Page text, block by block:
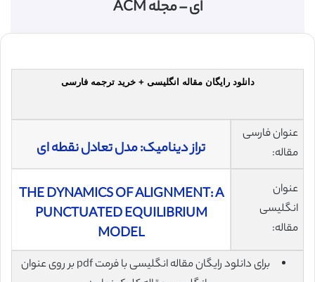
ای – مجله ACM
دانلود رایگان مقاله انگلیسی + خرید ترجمه فارسی
عنوان فارسی
مقاله:
تراز دینامیک: مدل تعادل نقطه ای
عنوان
انگلیسی
مقاله:
THE DYNAMICS OF ALIGNMENT: A
PUNCTUATED EQUILIBRIUM
MODEL
برای دانلود رایگان مقاله انگلیسی با فرمت pdf بر روی عنوان